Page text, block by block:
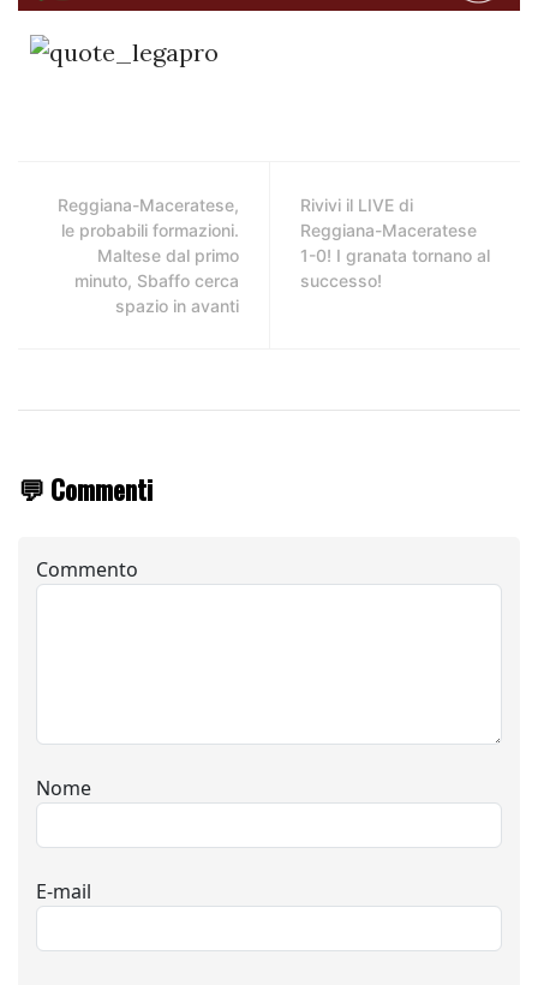
Reggiana-Maceratese,
le probabili formazioni.
Maltese dal primo
minuto, Sbaffo cerca
spazio in avanti
Rivivi il LIVE di
Reggiana-Maceratese
1-0! I granata tornano al
successo!
💬 Commenti